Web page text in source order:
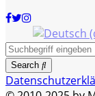
Search